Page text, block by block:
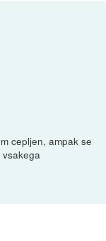
cepljen, ampak se